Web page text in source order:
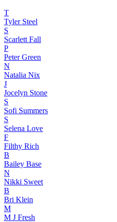
T
Tyler Steel
S
Scarlett Fall
P
Peter Green
N
Natalia Nix
J
Jocelyn Stone
S
Sofi Summers
S
Selena Love
F
Filthy Rich
B
Bailey Base
N
Nikki Sweet
B
Bri Klein
M
M J Fresh